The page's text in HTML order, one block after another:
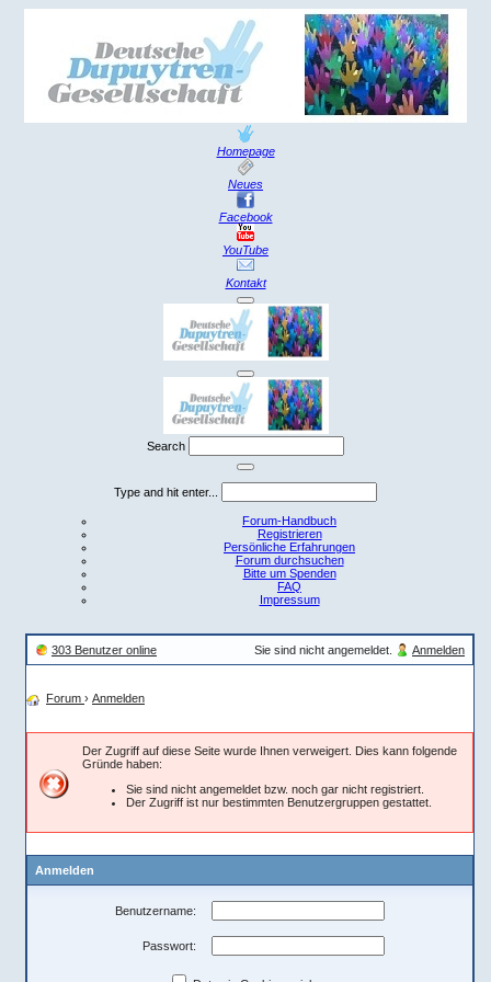
Homepage
Neues
Facebook
YouTube
Kontakt
Search
Type and hit enter...
Forum-Handbuch
Registrieren
Persönliche Erfahrungen
Forum durchsuchen
Bitte um Spenden
FAQ
Impressum
303 Benutzer online Sie sind nicht angemeldet. Anmelden
Forum › Anmelden
Der Zugriff auf diese Seite wurde Ihnen verweigert. Dies kann folgende
Gründe haben:
Sie sind nicht angemeldet bzw. noch gar nicht registriert.
Der Zugriff ist nur bestimmten Benutzergruppen gestattet.
Anmelden
Benutzername:
Passwort: